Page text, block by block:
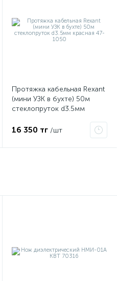
Протяжка кабельная Rexant
(мини УЗК в бухте) 50м
стеклопруток d3.5мм
16 350 тг /шт